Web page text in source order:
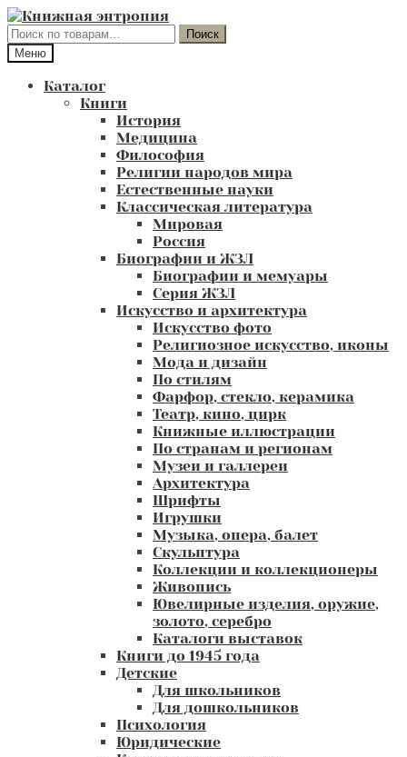
Перейти
к
навигации
Перейти
к
содержимому
Искать:
Поиск
Меню
Каталог
Книги
История
Медицина
Философия
Религии народов мира
Естественные науки
Классическая литература
Мировая
Россия
Биографии и ЖЗЛ
Биографии и мемуары
Серия ЖЗЛ
Искусство и архитектура
Искусство фото
Религиозное искусство, иконы
Мода и дизайн
По стилям
Фарфор, стекло, керамика
Театр, кино, цирк
Книжные иллюстрации
По странам и регионам
Музеи и галлереи
Архитектура
Шрифты
Игрушки
Музыка, опера, балет
Скульптура
Коллекции и коллекционеры
Живопись
Ювелирные изделия, оружие,
золото, серебро
Каталоги выставок
Книги до 1945 года
Детские
Для школьников
Для дошкольников
Психология
Юридические